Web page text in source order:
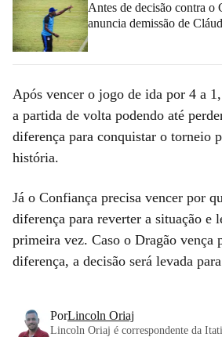
Antes de decisão contra o
anuncia demissão de
Após vencer o jogo de ida por 4 a
a partida de volta podendo até
diferença para conquistar o torneio
história.
Já o Confiança precisa vencer por
diferença para reverter a situação e
primeira vez. Caso o Dragão vença
diferença, a decisão será levada
PorLincoln Oriaj
Lincoln Oriaj é correspondente da